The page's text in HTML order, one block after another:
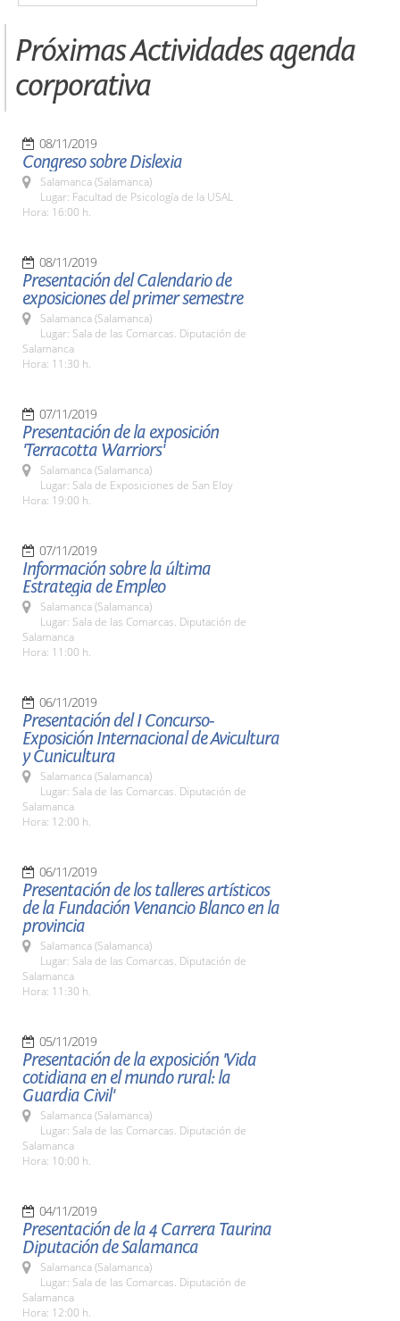
Próximas Actividades agenda
corporativa
08/11/2019
Congreso sobre Dislexia
Salamanca (Salamanca)
Lugar: Facultad de Psicología de la USAL
Hora: 16:00 h.
08/11/2019
Presentación del Calendario de
exposiciones del primer semestre
Salamanca (Salamanca)
Lugar: Sala de las Comarcas. Diputación de
Salamanca
Hora: 11:30 h.
07/11/2019
Presentación de la exposición
'Terracotta Warriors'
Salamanca (Salamanca)
Lugar: Sala de Exposiciones de San Eloy
Hora: 19:00 h.
07/11/2019
Información sobre la última
Estrategia de Empleo
Salamanca (Salamanca)
Lugar: Sala de las Comarcas. Diputación de
Salamanca
Hora: 11:00 h.
06/11/2019
Presentación del I Concurso-
Exposición Internacional de Avicultura
y Cunicultura
Salamanca (Salamanca)
Lugar: Sala de las Comarcas. Diputación de
Salamanca
Hora: 12:00 h.
06/11/2019
Presentación de los talleres artísticos
de la Fundación Venancio Blanco en la
provincia
Salamanca (Salamanca)
Lugar: Sala de las Comarcas. Diputación de
Salamanca
Hora: 11:30 h.
05/11/2019
Presentación de la exposición 'Vida
cotidiana en el mundo rural: la
Guardia Civil'
Salamanca (Salamanca)
Lugar: Sala de las Comarcas. Diputación de
Salamanca
Hora: 10:00 h.
04/11/2019
Presentación de la 4 Carrera Taurina
Diputación de Salamanca
Salamanca (Salamanca)
Lugar: Sala de las Comarcas. Diputación de
Salamanca
Hora: 12:00 h.